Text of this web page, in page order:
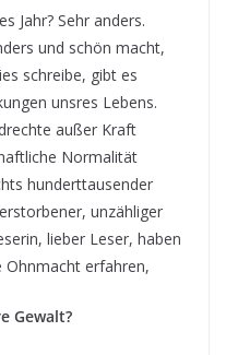
Jahr? Sehr anders.
und schön macht,
schreibe, gibt es
unsres Lebens.
außer Kraft
Normalität
hunderttausender
unzähliger
lieber Leser, haben
erfahren,
Gewalt?